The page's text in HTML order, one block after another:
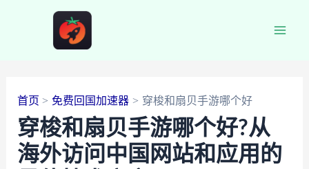
首页 免费回国加速器 穿梭和扇贝手游哪个好
穿梭和扇贝手游哪个好?从
海外访问中国网站和应用的